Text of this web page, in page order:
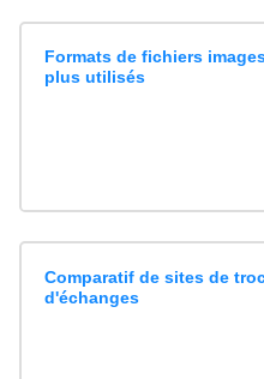
Formats de fichiers
plus utilisés
Comparatif de sites de
d'échanges